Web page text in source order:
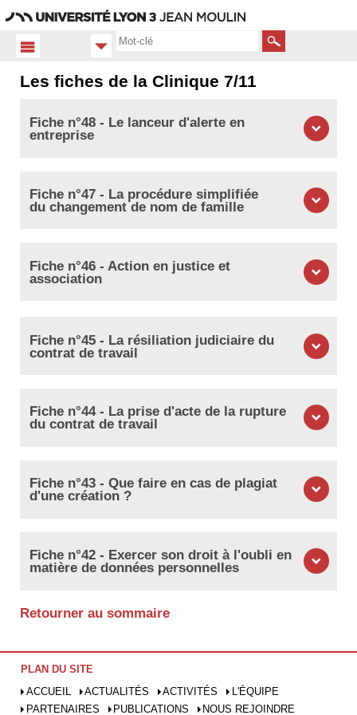
Rechercher
Accueil FR
Les
fiches
Les fiches de la Clinique 7/11
Fiche n°48 - Le lanceur d'alerte en
entreprise
Fiche n°47 - La procédure simplifiée
du changement de nom de famille
Fiche n°46 - Action en justice et
association
Fiche n°45 - La résiliation judiciaire du
contrat de travail
Fiche n°44 - La prise d'acte de la rupture
du contrat de travail
Fiche n°43 - Que faire en cas de plagiat
d'une création ?
Fiche n°42 - Exercer son droit à l'oubli en
matière de données personnelles
Retourner au sommaire
PLAN DU SITE
ACCUEIL
ACTUALITÉS ACTIVITÉS
L'ÉQUIPE
PARTENAIRES
PUBLICATIONS NOUS REJOINDRE